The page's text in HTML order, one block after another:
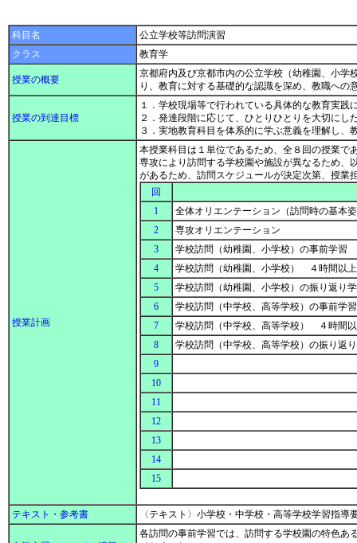
科目名
公立学校等訪問演習
クラス
教育学
授業の概要
京都府内及び京都市内の公立学校（幼稚園、小学
り、教育に対する基礎的な認識を深め、教職への
授業の到達目標
１．学校現場等で行われている具体的な教育実
２．発達段階に応じて、ひとりひとりを大切に
３．実地教育科目を体系的に学ぶ意義を理解し
授業計画
本授業科目は１単位であるため、全８回の授業で
専攻により訪問する学校園や施設が異なるため、
があるため、訪問スケジュールが決定次第、授業
回
1
全体オリエンテーション（訪問時の基本
2
専攻オリエンテーション
3
学校訪問（幼稚園、小学校）の事前学習
4
学校訪問（幼稚園、小学校） ４時間以
5
学校訪問（幼稚園、小学校）の振り返り
6
学校訪問（中学校、高等学校）の事前学
7
学校訪問（中学校、高等学校） ４時間
8
学校訪問（中学校、高等学校）の振り返
9
10
11
12
13
14
15
テキスト・参考書 〈テキスト〉小学校・中学校・高等学校学習指
各訪問の事前学習では、訪問する学校園の特色あ